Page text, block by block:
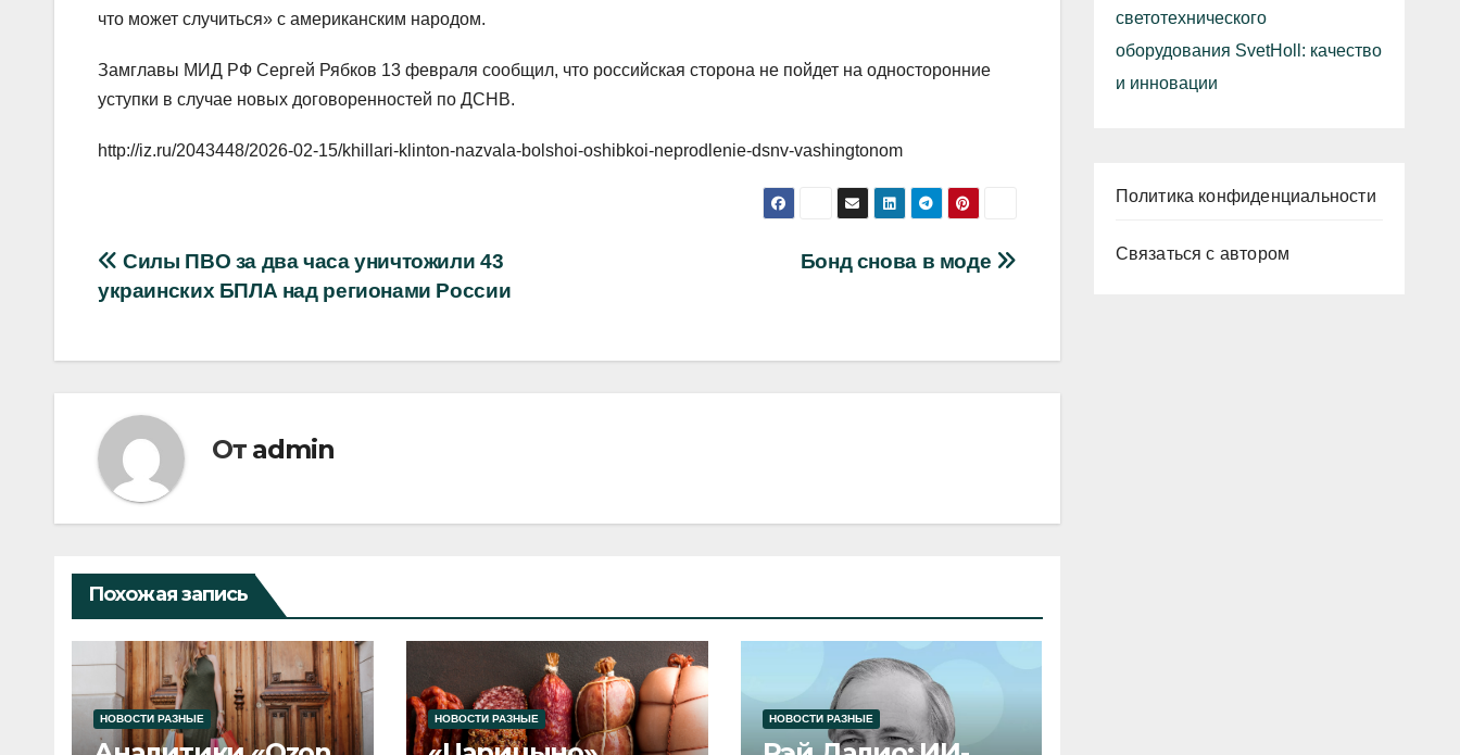
что может случиться» с американским народом.
Замглавы МИД РФ Сергей Рябков 13 февраля сообщил, что российская сторона не пойдет на односторонние
уступки в случае новых договоренностей по ДСНВ.
http://iz.ru/2043448/2026-02-15/khillari-klinton-nazvala-bolshoi-oshibkoi-neprodlenie-dsnv-vashingtonom
Навигация
по
записям
Бонд снова в моде
Силы ПВО за два часа уничтожили 43
украинских БПЛА над регионами России
От admin
Похожая запись
НОВОСТИ РАЗНЫЕ НОВОСТИ РАЗНЫЕ НОВОСТИ РАЗНЫЕ
светотехнического
оборудования SvetHoll: качество
и инновации
Политика конфиденциальности
Связаться с автором